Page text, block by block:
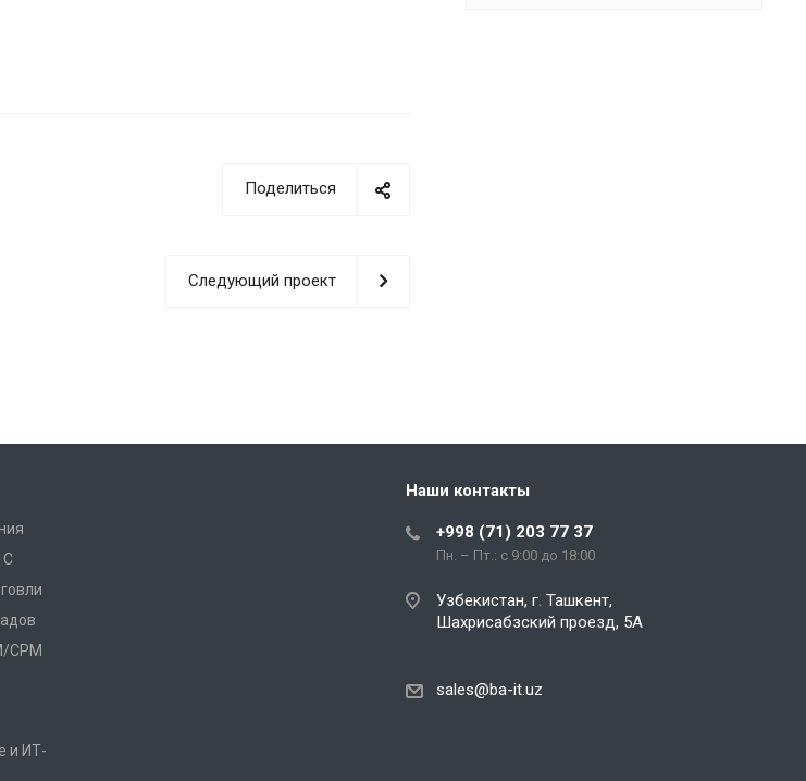
Поделиться
Следующий проект
CPM
и ИТ-
Наши контакты
+998 (71) 203 77 37
Пн. – Пт.: с 9:00 до 18:00
Узбекистан, г. Ташкент,
Шахрисабзский проезд, 5А
sales@ba-it.uz